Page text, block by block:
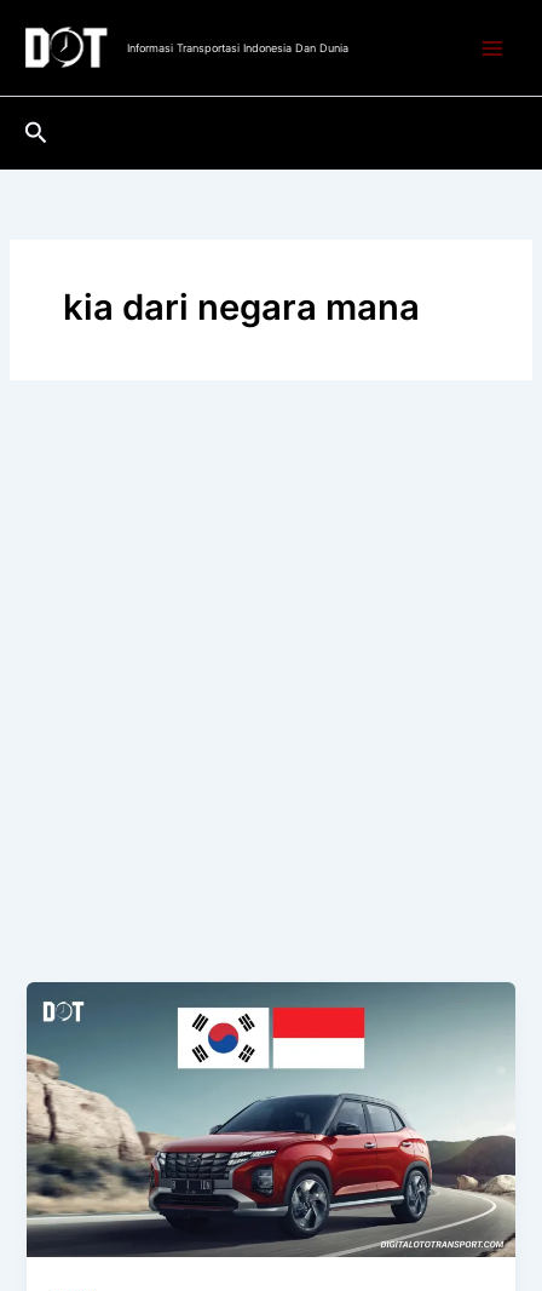
konten
Informasi Transportasi Indonesia Dan Dunia
Cari
kia dari negara mana